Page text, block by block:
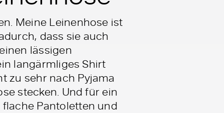
Meine Leinenhose ist
dass sie auch
lässigen
langärmliges Shirt
zu sehr nach Pyjama
stecken. Und für ein
Pantoletten und